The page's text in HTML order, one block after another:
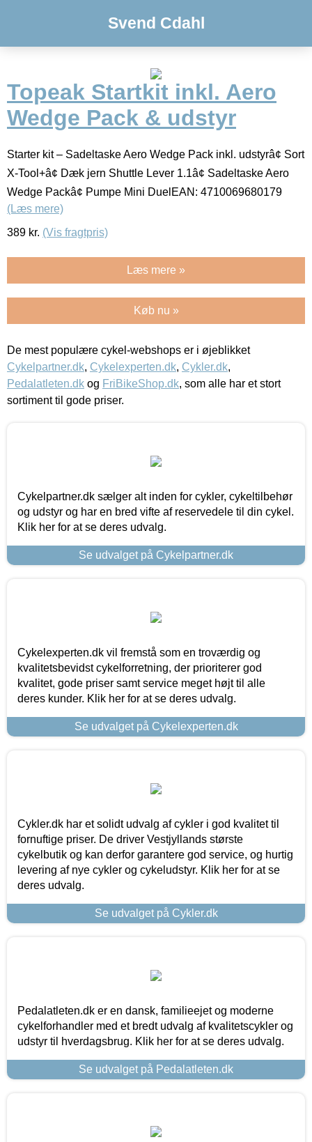
Svend Cdahl
Topeak Startkit inkl. Aero
Wedge Pack & udstyr
Starter kit – Sadeltaske Aero Wedge Pack inkl. udstyrâ¢ Sort
X-Tool+â¢ Dæk jern Shuttle Lever 1.1â¢ Sadeltaske Aero
Wedge Packâ¢ Pumpe Mini DuelEAN: 4710069680179
(Læs mere)
389 kr. (Vis fragtpris)
Læs mere »
Køb nu »
De mest populære cykel-webshops er i øjeblikket
Cykelpartner.dk, Cykelexperten.dk, Cykler.dk,
Pedalatleten.dk og FriBikeShop.dk, som alle har et stort
sortiment til gode priser.
Cykelpartner.dk sælger alt inden for cykler, cykeltilbehør
og udstyr og har en bred vifte af reservedele til din cykel.
Klik her for at se deres udvalg.
Se udvalget på Cykelpartner.dk
Cykelexperten.dk vil fremstå som en troværdig og
kvalitetsbevidst cykelforretning, der prioriterer god
kvalitet, gode priser samt service meget højt til alle
deres kunder. Klik her for at se deres udvalg.
Se udvalget på Cykelexperten.dk
Cykler.dk har et solidt udvalg af cykler i god kvalitet til
fornuftige priser. De driver Vestjyllands største
cykelbutik og kan derfor garantere god service, og hurtig
levering af nye cykler og cykeludstyr. Klik her for at se
deres udvalg.
Se udvalget på Cykler.dk
Pedalatleten.dk er en dansk, familieejet og moderne
cykelforhandler med et bredt udvalg af kvalitetscykler og
udstyr til hverdagsbrug. Klik her for at se deres udvalg.
Se udvalget på Pedalatleten.dk